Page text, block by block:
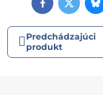
FacebookTwitter
Predchádzajúci
produkt